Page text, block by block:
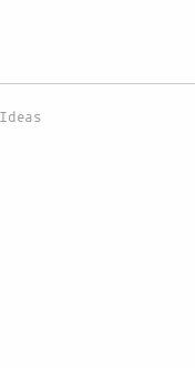
Ideas